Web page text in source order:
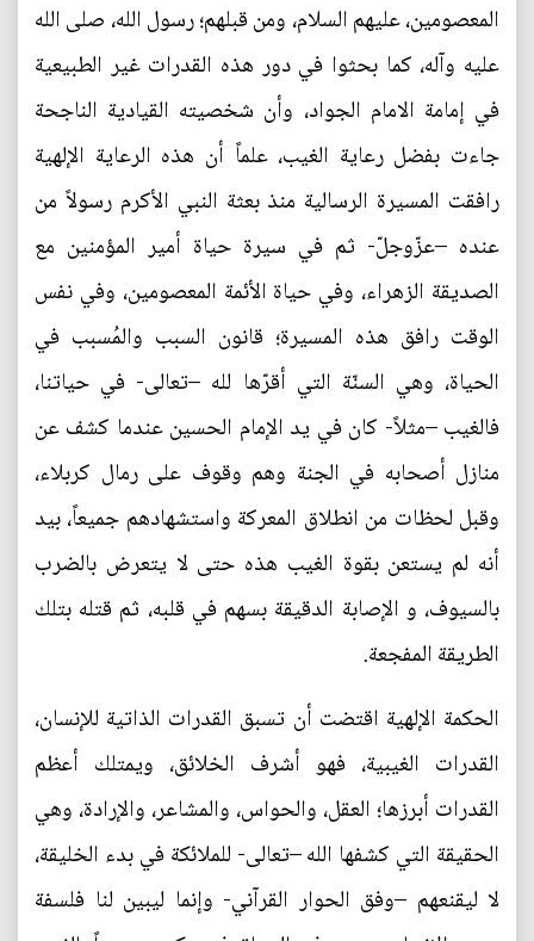
المعصومين، عليهم السلام، ومن قبلهم؛ رسول الله، صلى الله
عليه وآله، كما بحثوا في دور هذه القدرات غير الطبيعية
في إمامة الامام الجواد، وأن شخصيته القيادية الناجحة
جاءت بفضل رعاية الغيب، علماً أن هذه الرعاية الإلهية
رافقت المسيرة الرسالية منذ بعثة النبي الأكرم رسولاً من
عنده –عزّوجلّ- ثم في سيرة حياة أمير المؤمنين مع
الصديقة الزهراء، وفي حياة الأئمة المعصومين، وفي نفس
الوقت رافق هذه المسيرة؛ قانون السبب والمُسبب في
الحياة، وهي السنّة التي أقرّها لله –تعالى- في حياتنا،
فالغيب –مثلاً- كان في يد الإمام الحسين عندما كشف عن
منازل أصحابه في الجنة وهم وقوف على رمال كربلاء،
وقبل لحظات من انطلاق المعركة واستشهادهم جميعاً، بيد
أنه لم يستعن بقوة الغيب هذه حتى لا يتعرض بالضرب
بالسيوف، و الإصابة الدقيقة بسهم في قلبه، ثم قتله بتلك
الطريقة المفجعة.
الحكمة الإلهية اقتضت أن تسبق القدرات الذاتية للإنسان،
القدرات الغيبية، فهو أشرف الخلائق، ويمتلك أعظم
القدرات أبرزها؛ العقل، والحواس، والمشاعر، والإرادة، وهي
الحقيقة التي كشفها الله –تعالى- للملائكة في بدء الخليقة،
لا ليقنعهم –وفق الحوار القرآني- وإنما ليبين لنا فلسفة